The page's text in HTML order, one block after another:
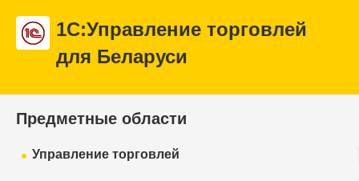
1С:Управление торговлей
для Беларуси
Предметные области
Управление торговлей